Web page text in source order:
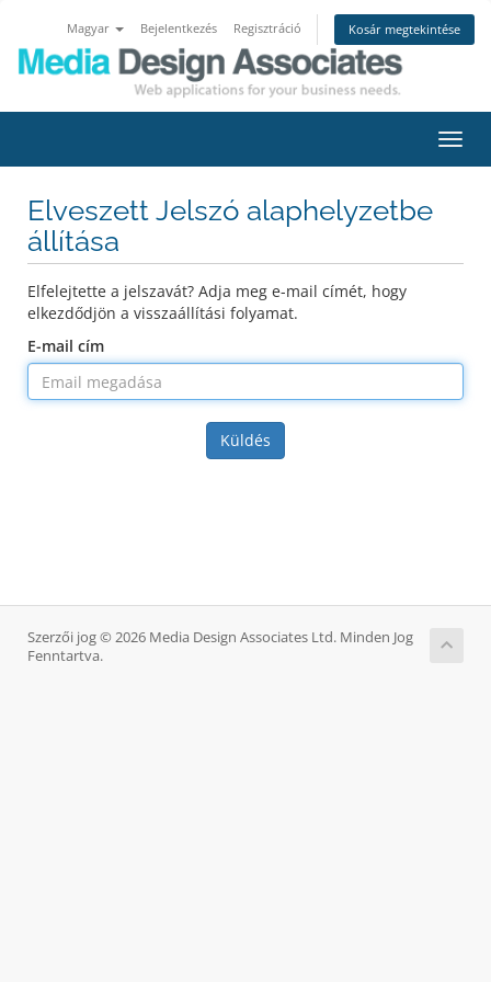
Magyar Bejelentkezés Regisztráció Kosár megtekintése
a
Elveszett Jelszó alaphelyzetbe
állítása
Elfelejtette a jelszavát? Adja meg e-mail címét, hogy
elkezdődjön a visszaállítási folyamat.
E-mail cím
Küldés
Szerzői jog © 2026 Media Design Associates Ltd. Minden Jog
Fenntartva.